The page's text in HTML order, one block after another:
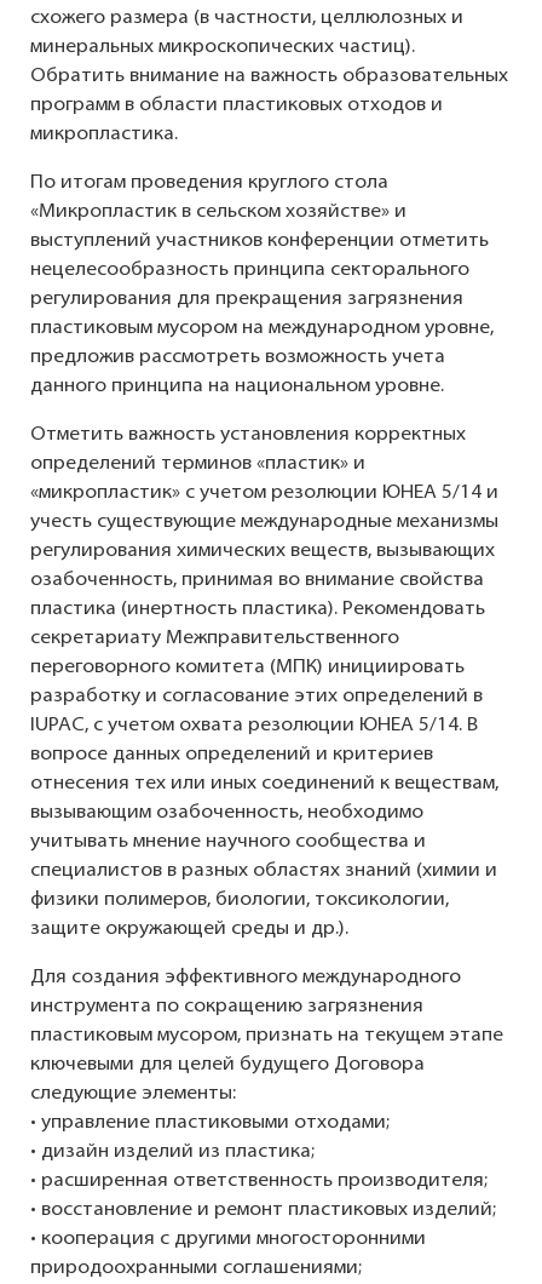
схожего размера (в частности, целлюлозных и
минеральных микроскопических частиц).
Обратить внимание на важность образовательных
программ в области пластиковых отходов и
микропластика.
По итогам проведения круглого стола
«Микропластик в сельском хозяйстве» и
выступлений участников конференции отметить
нецелесообразность принципа секторального
регулирования для прекращения загрязнения
пластиковым мусором на международном уровне,
предложив рассмотреть возможность учета
данного принципа на национальном уровне.
Отметить важность установления корректных
определений терминов «пластик» и
«микропластик» с учетом резолюции ЮНЕА 5/14 и
учесть существующие международные механизмы
регулирования химических веществ, вызывающих
озабоченность, принимая во внимание свойства
пластика (инертность пластика). Рекомендовать
секретариату Межправительственного
переговорного комитета (МПК) инициировать
разработку и согласование этих определений в
IUPAC, с учетом охвата резолюции ЮНЕА 5/14. В
вопросе данных определений и критериев
отнесения тех или иных соединений к веществам,
вызывающим озабоченность, необходимо
учитывать мнение научного сообщества и
специалистов в разных областях знаний (химии и
физики полимеров, биологии, токсикологии,
защите окружающей среды и др.).
Для создания эффективного международного
инструмента по сокращению загрязнения
пластиковым мусором, признать на текущем этапе
ключевыми для целей будущего Договора
следующие элементы:
• управление пластиковыми отходами;
• дизайн изделий из пластика;
• расширенная ответственность производителя;
• восстановление и ремонт пластиковых изделий;
• кооперация с другими многосторонними
природоохранными соглашениями;